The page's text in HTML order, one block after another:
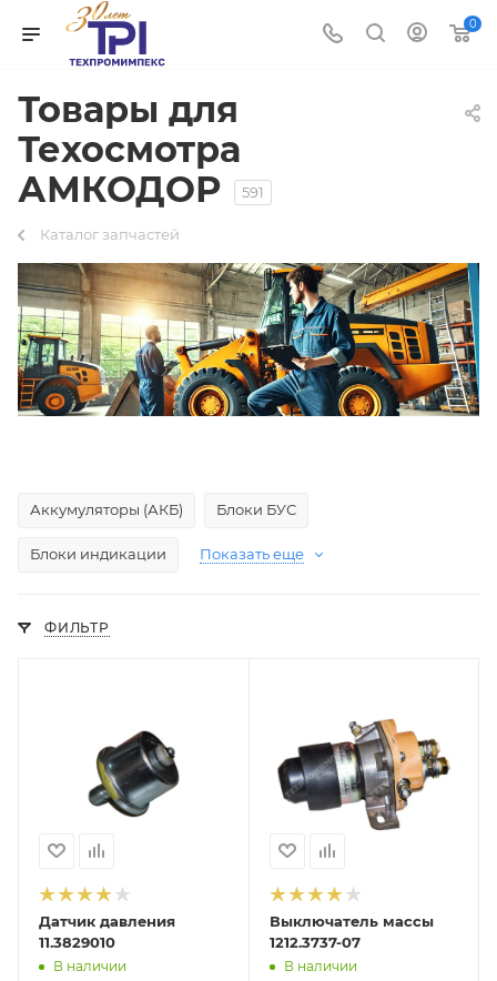
0
Товары для
Техосмотра
АМКОДОР
591
Каталог запчастей
Аккумуляторы (АКБ) Блоки БУС
Блоки индикации Показать еще
ФИЛЬТР
Датчик давления
11.3829010
В наличии
Выключатель массы
1212.3737-07
В наличии